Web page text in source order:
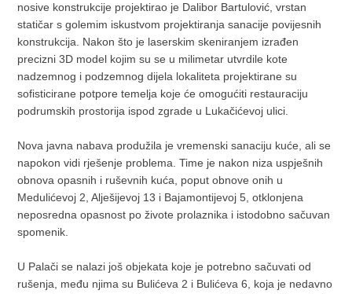
nosive konstrukcije projektirao je Dalibor Bartulović, vrstan
statičar s golemim iskustvom projektiranja sanacije povijesnih
konstrukcija. Nakon što je laserskim skeniranjem izrađen
precizni 3D model kojim su se u milimetar utvrdile kote
nadzemnog i podzemnog dijela lokaliteta projektirane su
sofisticirane potpore temelja koje će omogućiti restauraciju
podrumskih prostorija ispod zgrade u Lukačićevoj ulici.
Nova javna nabava produžila je vremenski sanaciju kuće, ali se
napokon vidi rješenje problema. Time je nakon niza uspješnih
obnova opasnih i ruševnih kuća, poput obnove onih u
Medulićevoj 2, Alješijevoj 13 i Bajamontijevoj 5, otklonjena
neposredna opasnost po živote prolaznika i istodobno sačuvan
spomenik.
U Palači se nalazi još objekata koje je potrebno sačuvati od
rušenja, među njima su Bulićeva 2 i Bulićeva 6, koja je nedavno